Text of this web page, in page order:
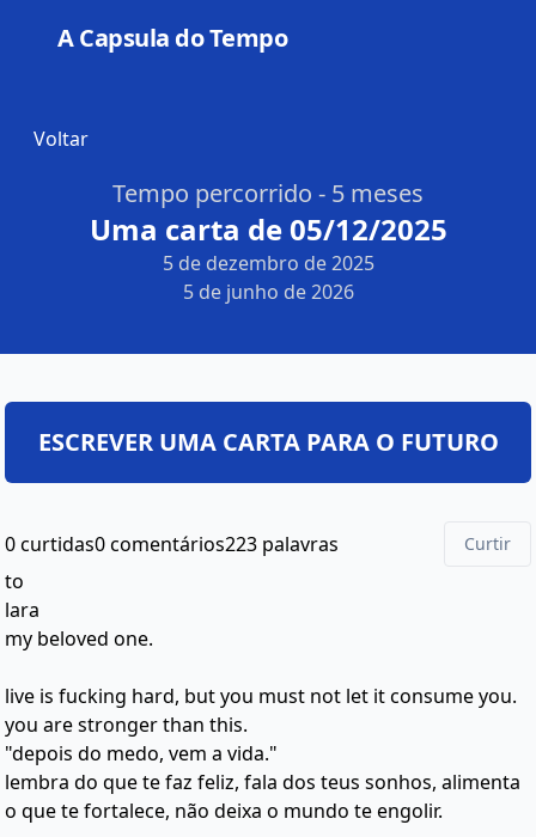
A Capsula do Tempo
Voltar
Tempo percorrido - 5 meses
Uma carta de 05/12/2025
5 de dezembro de 2025
5 de junho de 2026
0 curtidas0 comentários223 palavras Curtir
to
lara
my beloved one.
live is fucking hard, but you must not let it consume you.
you are stronger than this.
"depois do medo, vem a vida."
lembra do que te faz feliz, fala dos teus sonhos, alimenta
o que te fortalece, não deixa o mundo te engolir.
ESCREVER UMA CARTA PARA O FUTURO